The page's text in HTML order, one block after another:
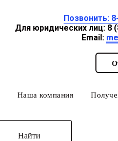
Позвонить:
Для юридических лиц: 8
Email:
Наша компания
Найти